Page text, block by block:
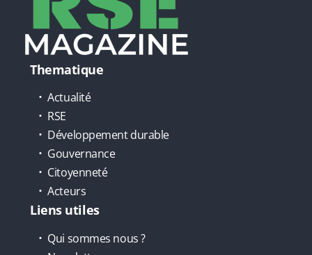
Thematique
Actualité
RSE
Développement durable
Gouvernance
Citoyenneté
Acteurs
Liens utiles
Qui sommes nous ?